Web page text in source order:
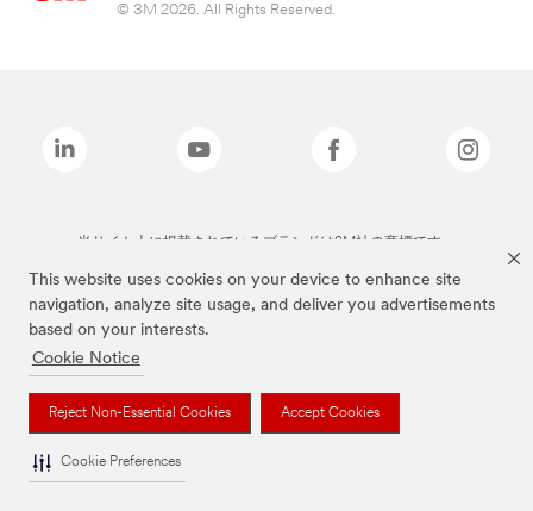
This website uses cookies on your device to enhance site
navigation, analyze site usage, and deliver you advertisements
based on your interests.
Cookie Notice
Reject Non-Essential Cookies Accept Cookies
Cookie Preferences
© 3M 2026. All Rights Reserved.
当サイト上に掲載されているブランドは3M社の商標です。